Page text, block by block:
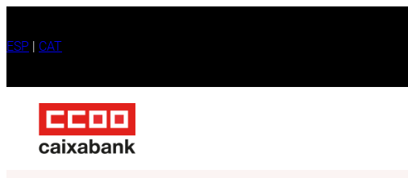
al
ESP | CAT